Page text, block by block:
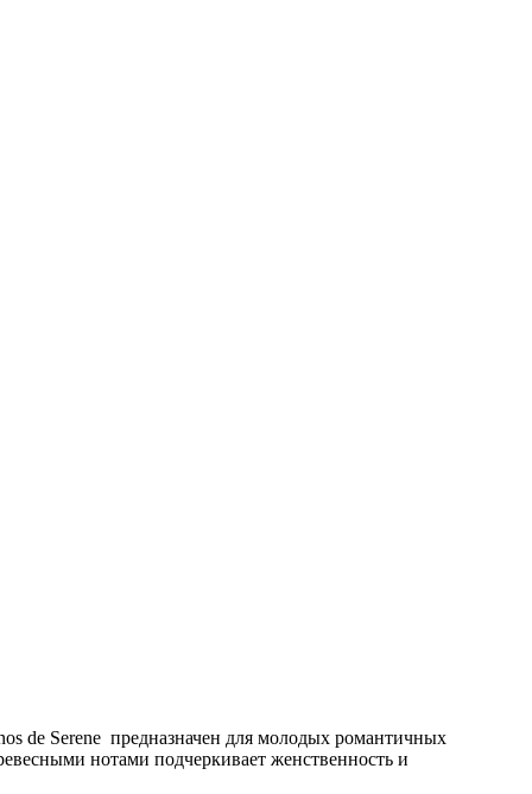
de Serene предназначен для молодых романтичных
нотами подчеркивает женственность и